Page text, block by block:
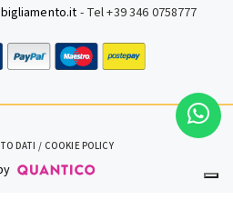
- Tel +39 346 0758777
DATI COOKIE POLICY